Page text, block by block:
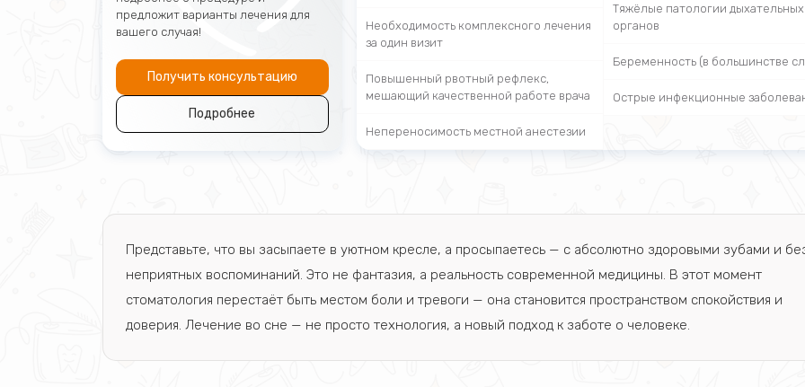
предложит варианты лечения для
вашего случая!
Получить консультацию
Подробнее
Необходимость комплексного лечения
за один визит
Повышенный рвотный рефлекс,
мешающий качественной работе врача
Непереносимость местной анестезии
Тяжёлые патологии дыхательных
органов
Беременность (в большинстве
Острые инфекционные
Представьте, что вы засыпаете в уютном кресле, а просыпаетесь — с абсолютно здоровыми зубами и
неприятных воспоминаний. Это не фантазия, а реальность современной медицины. В этот момент
стоматология перестаёт быть местом боли и тревоги — она становится пространством спокойствия и
доверия. Лечение во сне — не просто технология, а новый подход к заботе о человеке.